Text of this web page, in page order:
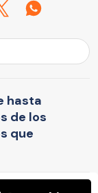
hasta
de los
que